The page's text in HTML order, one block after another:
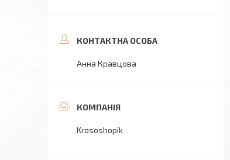
Анна Кравцова
Krososhopik